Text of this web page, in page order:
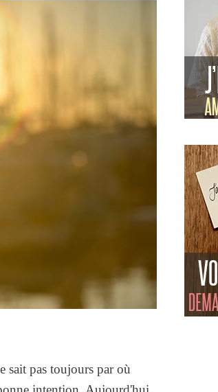
sait pas toujours par où